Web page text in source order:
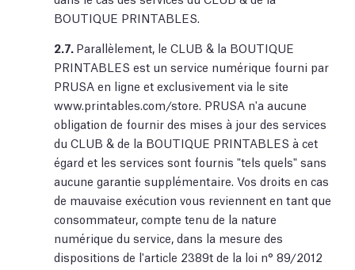
BOUTIQUE PRINTABLES.
2.7. Parallèlement, le CLUB & la BOUTIQUE
PRINTABLES est un service numérique fourni par
PRUSA en ligne et exclusivement via le site
www.printables.com/store. PRUSA n'a aucune
obligation de fournir des mises à jour des services
du CLUB & de la BOUTIQUE PRINTABLES à cet
égard et les services sont fournis "tels quels" sans
aucune garantie supplémentaire. Vos droits en cas
de mauvaise exécution vous reviennent en tant que
consommateur, compte tenu de la nature
numérique du service, dans la mesure des
dispositions de l'article 2389t de la loi n° 89/2012